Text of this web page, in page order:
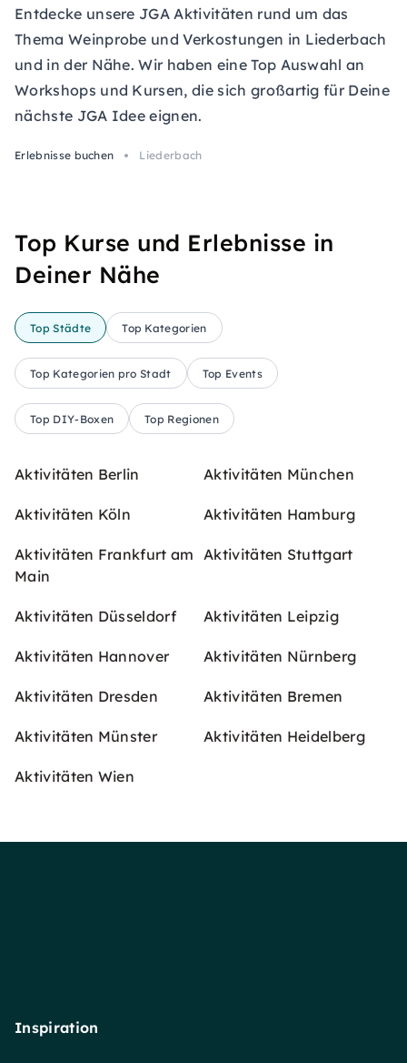
Entdecke unsere JGA Aktivitäten rund um das
Thema Weinprobe und Verkostungen in Liederbach
und in der Nähe. Wir haben eine Top Auswahl an
Workshops und Kursen, die sich großartig für Deine
nächste JGA Idee eignen.
Erlebnisse buchen Liederbach
Top Kurse und Erlebnisse in
Deiner Nähe
Top Städte Top Kategorien
Top Kategorien pro Stadt Top Events
Top DIY-Boxen Top Regionen
Aktivitäten Berlin Aktivitäten München
Aktivitäten Köln Aktivitäten Hamburg
Aktivitäten Frankfurt am
Main
Aktivitäten Stuttgart
Aktivitäten Düsseldorf Aktivitäten Leipzig
Aktivitäten Hannover Aktivitäten Nürnberg
Aktivitäten Dresden Aktivitäten Bremen
Aktivitäten Münster Aktivitäten Heidelberg
Aktivitäten Wien
Inspiration